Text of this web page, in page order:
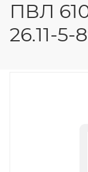
ПВЛ
26.11-5-